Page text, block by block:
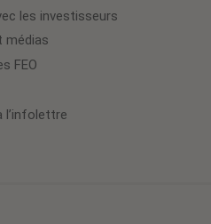
les investisseurs
médias
FEO
l’infolettre